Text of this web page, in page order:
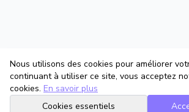
Nous utilisons des cookies pour améliorer
continuant à utiliser ce site, vous acceptez
cookies. En savoir plus
Cookies essentiels